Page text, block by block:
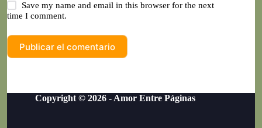
Save my name and email in this browser for the next
time I comment.
Publicar el comentario
Copyright © 2026 - Amor Entre Páginas